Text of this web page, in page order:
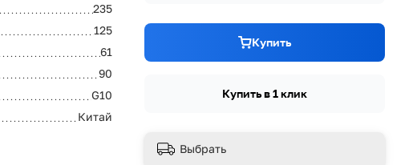
235
125
61
90
G10
Китай
Купить
Купить в 1 клик
Выбрать